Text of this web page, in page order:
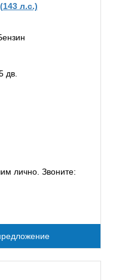
л.с.)
дв.
лично. Звоните: